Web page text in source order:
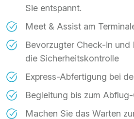
Sie entspannt.
Meet & Assist am
Bevorzugter Check-in und
die Sicherheitskontrolle
Express-Abfertigung bei
Begleitung bis zum
Machen Sie das Warten